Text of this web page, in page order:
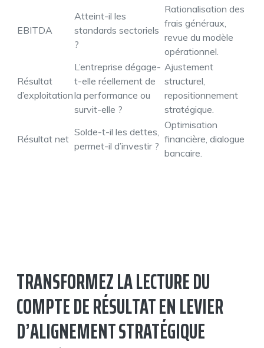
EBITDA
Atteint-il les
standards sectoriels
?
Rationalisation des
frais généraux,
revue du modèle
opérationnel.
Résultat
d’exploitation
L’entreprise dégage-
t-elle réellement de
la performance ou
survit-elle ?
Ajustement
structurel,
repositionnement
stratégique.
Résultat net
Solde-t-il les dettes,
permet-il d’investir ?
Optimisation
financière, dialogue
bancaire.
TRANSFORMEZ LA LECTURE DU
COMPTE DE RÉSULTAT EN LEVIER
D’ALIGNEMENT STRATÉGIQUE